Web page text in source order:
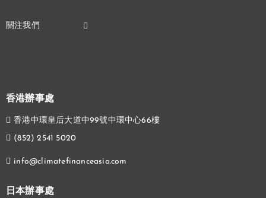
香港辦事處
香港中環皇后大道中99號中環中心66樓
(852) 2541 5020
info@climatefinanceasia.com
日本辦事處